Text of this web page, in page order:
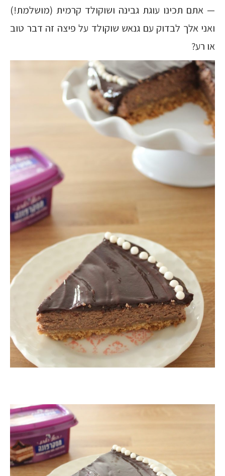
— אתם תכינו עוגת גבינה ושוקולד קרמית (מושלמת!)
ואני אלך לבדוק עם גנאש שוקולד על פיצה זה דבר טוב
או רע?